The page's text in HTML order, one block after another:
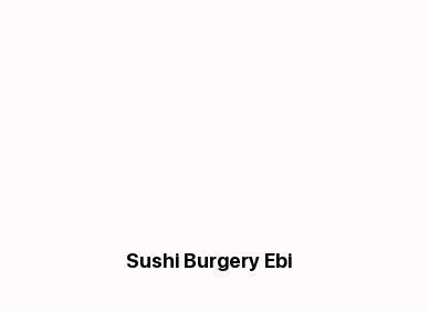
Sushi Burgery Ebi